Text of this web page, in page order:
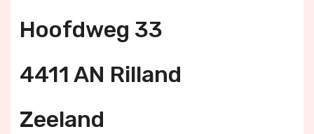
Hoofdweg 33
4411 AN Rilland
Zeeland